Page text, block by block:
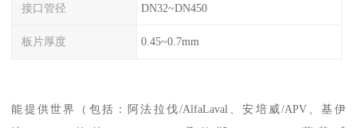
接口管径 DN32~DN450
板片厚度 0.45~0.7mm
能提供世界（包括：阿法拉伐/AlfaLaval、安培威/APV、基伊